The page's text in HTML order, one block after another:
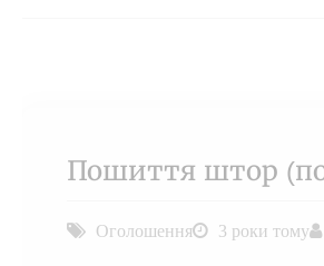
Пошиття штор
Оголошення 3 роки тому